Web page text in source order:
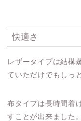
快適さ
レザータイプは結構
ていただけでもしっ
布タイプは長時間着
すことが出来ました。